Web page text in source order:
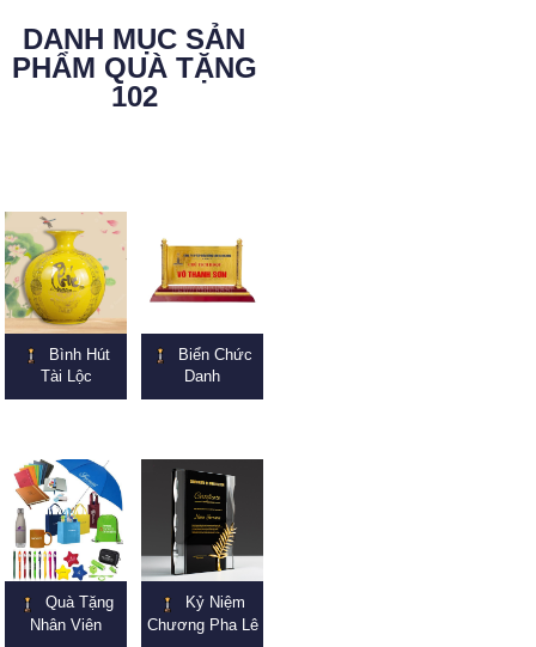
DANH MỤC SẢN
PHẨM QUÀ TẶNG
102
Bình Hút
Tài Lộc
Biển Chức
Danh
Quà Tặng
Nhân Viên
Kỷ Niệm
Chương Pha Lê